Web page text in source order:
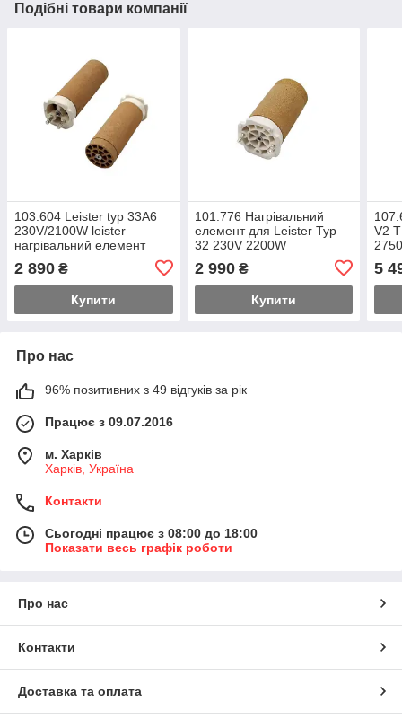
Подібні товари компанії
103.604 Leister typ 33A6
230V/2100W leister
нагрівальний елемент
2 890 ₴
Купити
101.776 Нагрівальний
елемент для Leister Typ
32 230V 2200W
2 990₴
Купити
V2
5
Про нас
96% позитивних з 49 відгуків за рік
Працює з 09.07.2016
м. Харків
Харків, Україна
Контакти
Сьогодні працює з 08:00 до 18:00
Показати весь графік роботи
Про нас
Контакти
Доставка та оплата